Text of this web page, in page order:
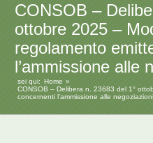
CONSOB –
ottobre 2025 –
regolamento
l’ammissione alle
sei qui: Home
CONSOB – Delibera n. 23683 del 1°
concernenti l’ammissione alle